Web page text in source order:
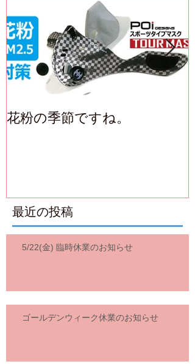
花粉の季節ですね。
最近の投稿
5/22(金) 臨時休業のお知らせ
ゴールデンウィーク休業のお知らせ